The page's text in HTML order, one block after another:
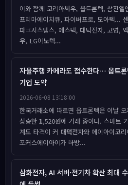
이와 함께 코리아써우, 옵트론텍, 삼진
프리마에이치큐, 파이버프로, 모아텍...
파크시스템스, 에스텍, 대덕전자, 고영,
우, LG이노텍...
자율주행 카메라도 접수한다… 옵트
기업 도약
2026-06-08 13:18:00
한국거래소에 따르면 옵트론텍은 이날
상승한 1,520원에 거래 중이다. 스마트
계도 타격이 커 대덕전자와 에이아이코
포커스에이아이가 하방...
삼화전자, AI 서버·전기차 확산 최대